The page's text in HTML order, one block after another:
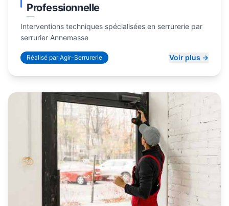
Professionnelle
Interventions techniques spécialisées en serrurerie par
serrurier Annemasse
Réalisé par Agir-Serrurerie Voir plus →